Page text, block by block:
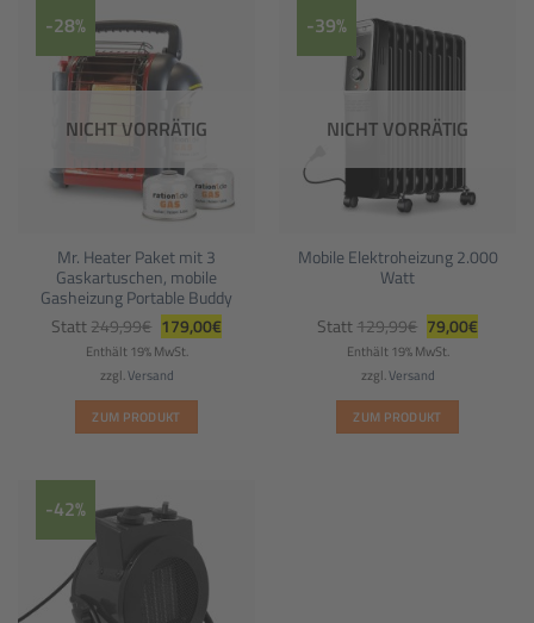
-28%
NICHT VORRÄTIG
Mr. Heater Paket mit 3
Gaskartuschen, mobile
Gasheizung Portable Buddy
Statt 249,99€ Ursprünglicher
Preis
war:
249,99€
179,00€Aktueller
Preis
Enthält 19% MwSt.
zzgl.Versand
ZUM PRODUKT
-39%
NICHT VORRÄTIG
Mobile Elektroheizung 2.000
Watt
Statt 129,99€ Ursprünglicher
Preis
war:
129,99€
79,00€Preis
Enthält 19% MwSt.
zzgl.Versand
ZUM PRODUKT
-42%